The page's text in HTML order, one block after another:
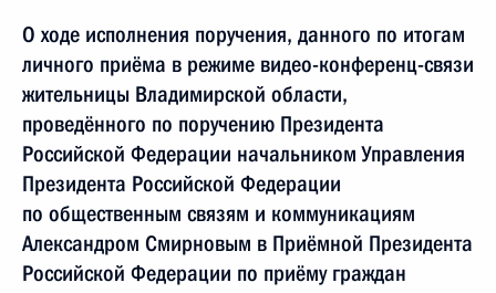
О ходе исполнения поручения, данного по итогам
личного приёма в режиме видео-конференц-связи
жительницы Владимирской области,
проведённого по поручению Президента
Российской Федерации начальником Управления
Президента Российской Федерации
по общественным связям и коммуникациям
Александром Смирновым в Приёмной Президента
Российской Федерации по приёму граждан